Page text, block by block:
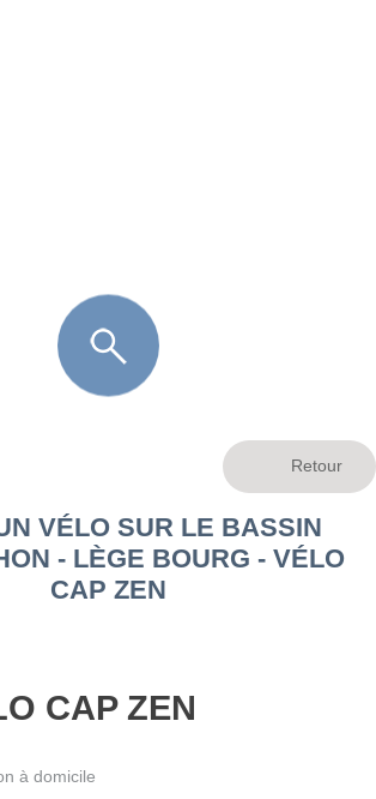
VÉLO SUR LE BASSIN
- LÈGE BOURG - VÉLO
CAP ZEN
CAP ZEN
à domicile